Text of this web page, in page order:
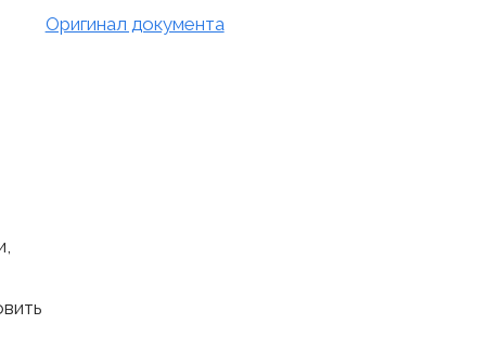
Оригинал документа